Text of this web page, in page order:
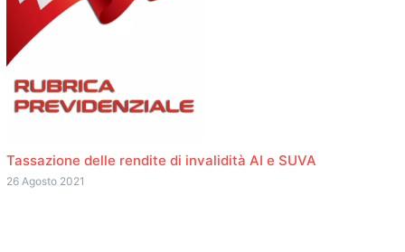
Tassazione delle rendite di invalidità AI e SUVA
26 Agosto 2021